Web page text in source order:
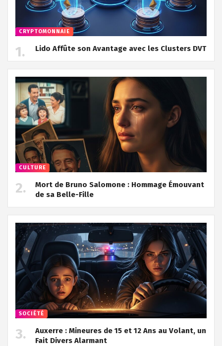
CRYPTOMONNAIE
Lido Affûte son Avantage avec les Clusters DVT
CULTURE
Mort de Bruno Salomone : Hommage Émouvant
de sa Belle-Fille
SOCIÉTÉ
Auxerre : Mineures de 15 et 12 Ans au Volant, un
Fait Divers Alarmant